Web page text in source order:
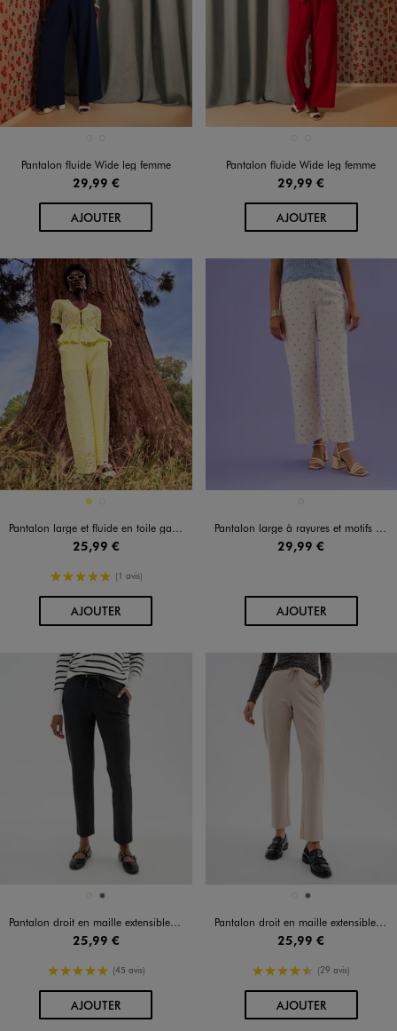
Pantalon fluide Wide leg femme
29,99 €
AJOUTERAU PANIER
Pantalon fluide Wide leg femme
29,99 €
AJOUTERAU PANIER
Disponible en 2 coloris
JAUNE
Pantalon large et fluide en toile gaufrée femme
25,99 €
5/5 de moyenne
(1 avis)
AJOUTERAU PANIER
Pantalon large à rayures et motifs fleuris femme
29,99 €
AJOUTERAU PANIER
Disponible en 2 coloris
ECRUGRIS FONCE
Pantalon droit en maille extensible à chevrons femme
25,99 €
5/5 de moyenne
(45 avis)
AJOUTERAU PANIER
Disponible en 2 coloris
ECRUGRIS FONCE
Pantalon droit en maille extensible à chevrons femme
25,99 €
4.5/5 de moyenne
(29 avis)
AJOUTERAU PANIER